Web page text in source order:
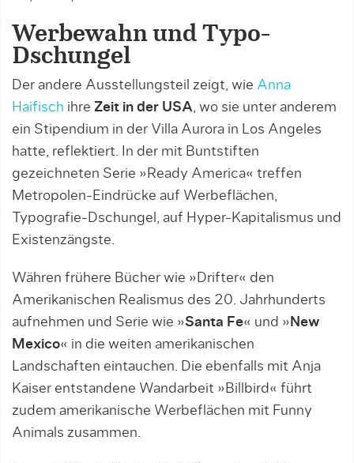
Werbewahn und Typo-
Dschungel
Der andere Ausstellungsteil zeigt, wie Anna
Haifisch ihre Zeit in der USA, wo sie unter anderem
ein Stipendium in der Villa Aurora in Los Angeles
hatte, reflektiert. In der mit Buntstiften
gezeichneten Serie »Ready America« treffen
Metropolen-Eindrücke auf Werbeflächen,
Typografie-Dschungel, auf Hyper-Kapitalismus und
Existenzängste.
Währen frühere Bücher wie »Drifter« den
Amerikanischen Realismus des 20. Jahrhunderts
aufnehmen und Serie wie »Santa Fe« und » New
Mexico« in die weiten amerikanischen
Landschaften eintauchen. Die ebenfalls mit Anja
Kaiser entstandene Wandarbeit »Billbird« führt
zudem amerikanische Werbeflächen mit Funny
Animals zusammen.